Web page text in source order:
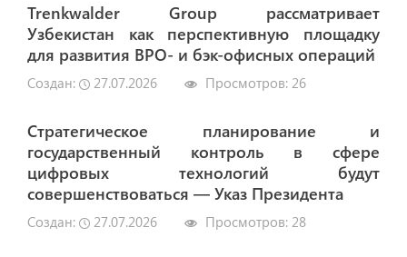
Trenkwalder Group рассматривает
Узбекистан как перспективную площадку
для развития BPO- и бэк-офисных операций
Создан: 27.07.2026 Просмотров: 26
Стратегическое планирование и
государственный контроль в сфере
цифровых технологий будут
совершенствоваться — Указ Президента
Создан: 27.07.2026 Просмотров: 28